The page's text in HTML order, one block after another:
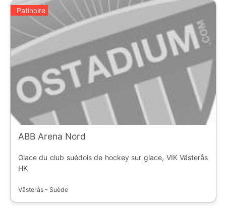
Patinoire
ABB Arena Nord
Glace du club suédois de hockey sur glace, VIK Västerås
HK
Västerås - Suède